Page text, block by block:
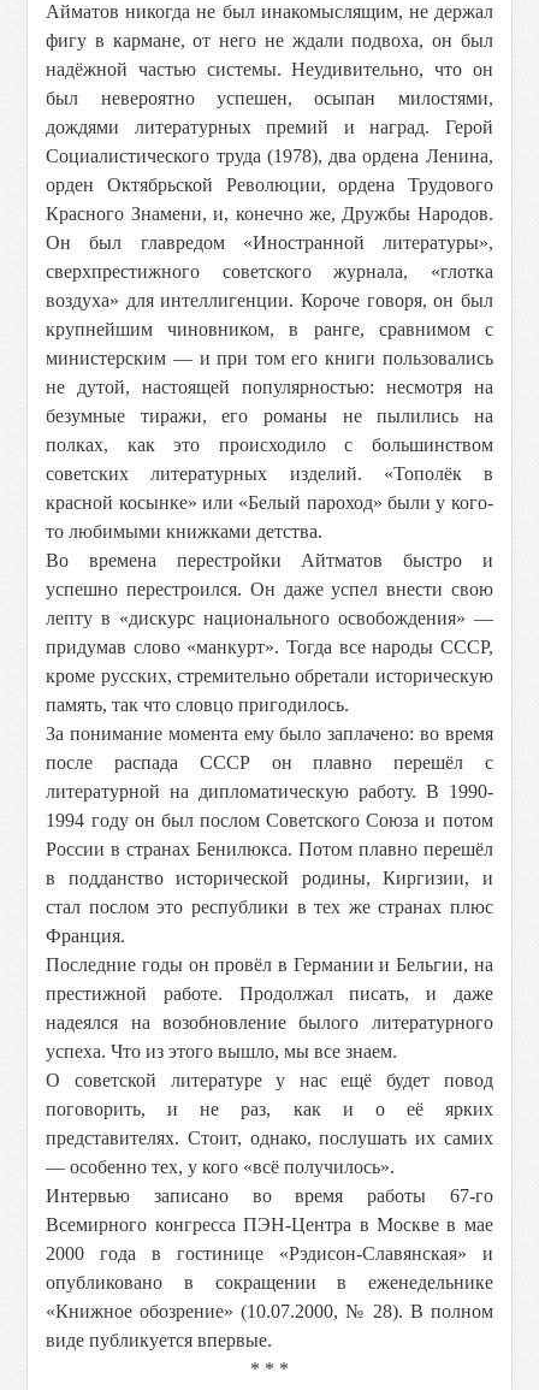
Айматов никогда не был инакомыслящим, не держал
фигу в кармане, от него не ждали подвоха, он был
надёжной частью системы. Неудивительно, что он
был невероятно успешен, осыпан милостями,
дождями литературных премий и наград. Герой
Социалистического труда (1978), два ордена Ленина,
орден Октябрьской Революции, ордена Трудового
Красного Знамени, и, конечно же, Дружбы Народов.
Он был главредом «Иностранной литературы»,
сверхпрестижного советского журнала, «глотка
воздуха» для интеллигенции. Короче говоря, он был
крупнейшим чиновником, в ранге, сравнимом с
министерским — и при том его книги пользовались
не дутой, настоящей популярностью: несмотря на
безумные тиражи, его романы не пылились на
полках, как это происходило с большинством
советских литературных изделий. «Тополёк в
красной косынке» или «Белый пароход» были у кого-
то любимыми книжками детства.
Во времена перестройки Айтматов быстро и
успешно перестроился. Он даже успел внести свою
лепту в «дискурс национального освобождения» —
придумав слово «манкурт». Тогда все народы СССР,
кроме русских, стремительно обретали историческую
память, так что словцо пригодилось.
За понимание момента ему было заплачено: во время
после распада СССР он плавно перешёл с
литературной на дипломатическую работу. В 1990-
1994 году он был послом Советского Союза и потом
России в странах Бенилюкса. Потом плавно перешёл
в подданство исторической родины, Киргизии, и
стал послом это республики в тех же странах плюс
Франция.
Последние годы он провёл в Германии и Бельгии, на
престижной работе. Продолжал писать, и даже
надеялся на возобновление былого литературного
успеха. Что из этого вышло, мы все знаем.
О советской литературе у нас ещё будет повод
поговорить, и не раз, как и о её ярких
представителях. Стоит, однако, послушать их самих
— особенно тех, у кого «всё получилось».
Интервью записано во время работы 67-го
Всемирного конгресса ПЭН-Центра в Москве в мае
2000 года в гостинице «Рэдисон-Славянская» и
опубликовано в сокращении в еженедельнике
«Книжное обозрение» (10.07.2000, № 28). В полном
виде публикуется впервые.
* * *